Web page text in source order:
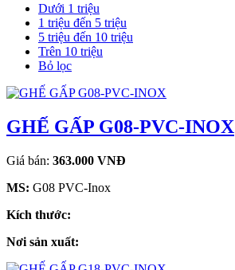
Dưới 1 triệu
1 triệu đến 5 triệu
5 triệu đến 10 triệu
Trên 10 triệu
Bỏ lọc
GHẾ GẤP G08-PVC-INOX
Giá bán: 363.000 VNĐ
MS: G08 PVC-Inox
Kích thước:
Nơi sản xuất: